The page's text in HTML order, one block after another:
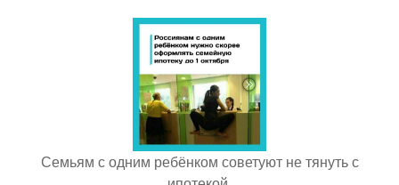
Семьям с одним ребёнком советуют не тянуть с